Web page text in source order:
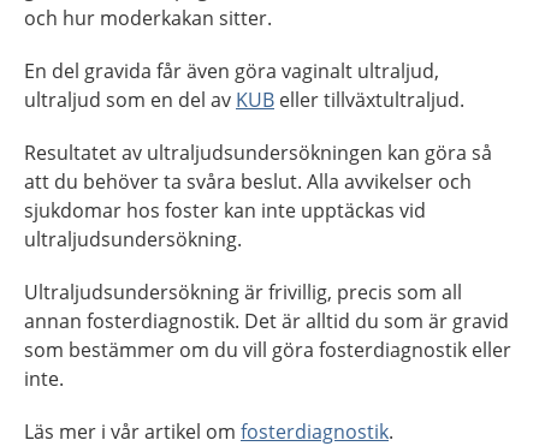
och hur moderkakan sitter.
En del gravida får även göra vaginalt ultraljud,
ultraljud som en del av KUB eller tillväxtultraljud.
Resultatet av ultraljudsundersökningen kan göra så
att du behöver ta svåra beslut. Alla avvikelser och
sjukdomar hos foster kan inte upptäckas vid
ultraljudsundersökning.
Ultraljudsundersökning är frivillig, precis som all
annan fosterdiagnostik. Det är alltid du som är gravid
som bestämmer om du vill göra fosterdiagnostik eller
inte.
Läs mer i vår artikel om fosterdiagnostik.